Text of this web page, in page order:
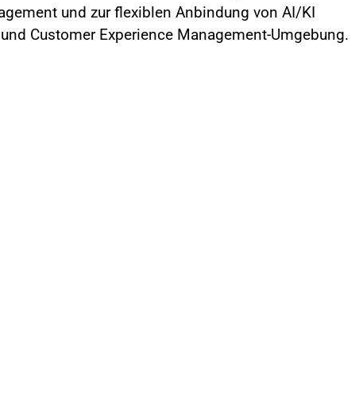
und zur flexiblen Anbindung von AI/KI
Customer Experience Management-Umgebung.